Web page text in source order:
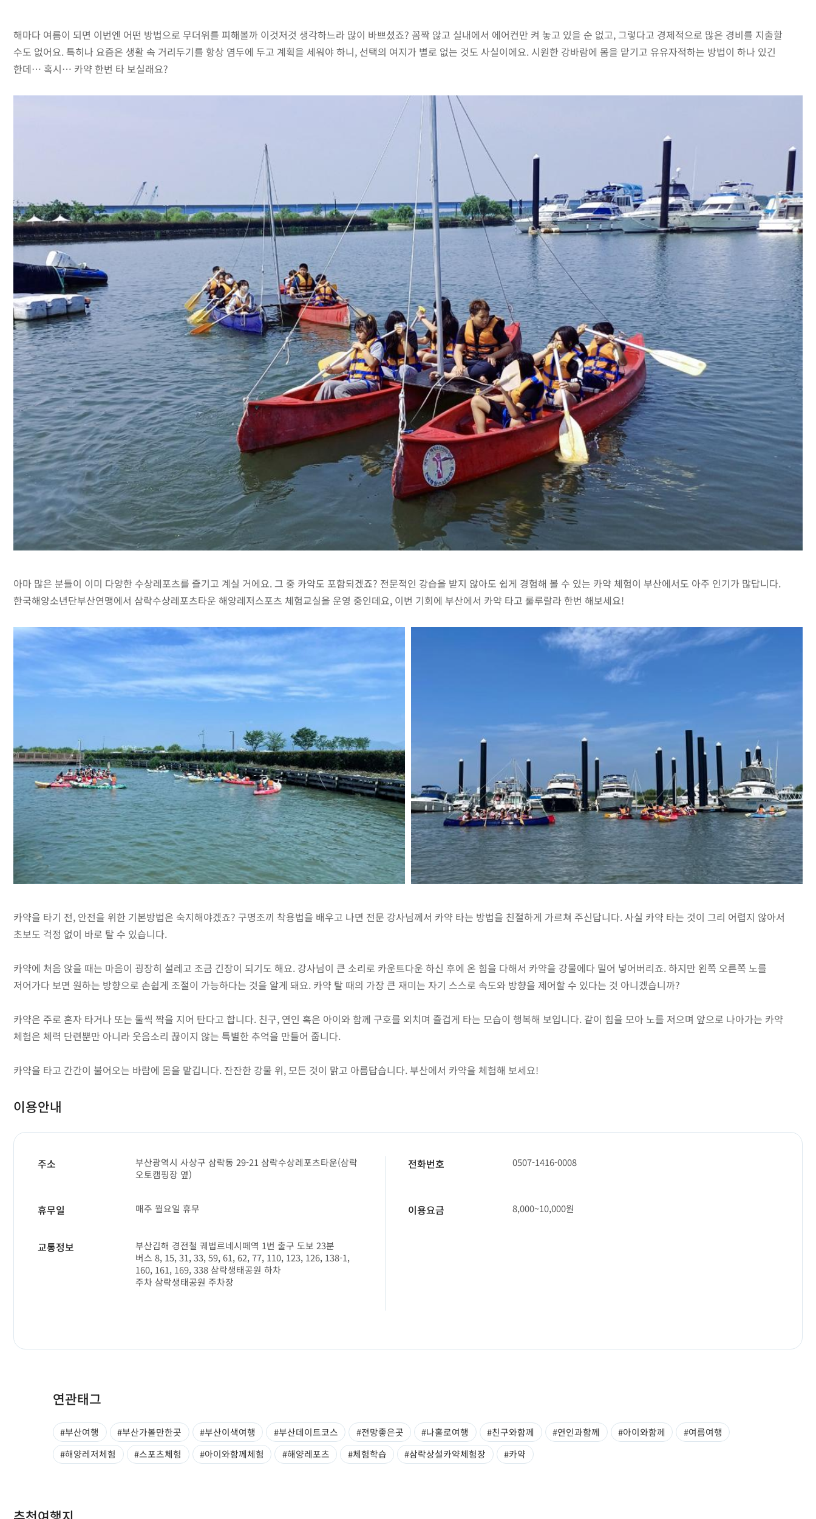
해마다 여름이 되면 이번엔 어떤 방법으로 무더위를 피해볼까 이것저것 생각하느라 많이 바쁘셨죠? 꼼짝 않고 실내에서 에어컨만 켜 놓고 있을 순 없고, 그렇다고 경제적으로 많은 경비를 지출할
수도 없어요. 특히나 요즘은 생활 속 거리두기를 항상 염두에 두고 계획을 세워야 하니, 선택의 여지가 별로 없는 것도 사실이에요. 시원한 강바람에 몸을 맡기고 유유자적하는 방법이 하나 있긴
한데… 혹시… 카약 한번 타 보실래요?
아마 많은 분들이 이미 다양한 수상레포츠를 즐기고 계실 거에요. 그 중 카약도 포함되겠죠? 전문적인 강습을 받지 않아도 쉽게 경험해 볼 수 있는 카약 체험이 부산에서도 아주 인기가 많답니다.
한국해양소년단부산연맹에서 삼락수상레포츠타운 해양레저스포츠 체험교실을 운영 중인데요, 이번 기회에 부산에서 카약 타고 룰루랄라 한번 해보세요!
카약을 타기 전, 안전을 위한 기본방법은 숙지해야겠죠? 구명조끼 착용법을 배우고 나면 전문 강사님께서 카약 타는 방법을 친절하게 가르쳐 주신답니다. 사실 카약 타는 것이 그리 어렵지 않아서
초보도 걱정 없이 바로 탈 수 있습니다.
카약에 처음 앉을 때는 마음이 굉장히 설레고 조금 긴장이 되기도 해요. 강사님이 큰 소리로 카운트다운 하신 후에 온 힘을 다해서 카약을 강물에다 밀어 넣어버리죠. 하지만 왼쪽 오른쪽 노를
저어가다 보면 원하는 방향으로 손쉽게 조절이 가능하다는 것을 알게 돼요. 카약 탈 때의 가장 큰 재미는 자기 스스로 속도와 방향을 제어할 수 있다는 것 아니겠습니까?
카약은 주로 혼자 타거나 또는 둘씩 짝을 지어 탄다고 합니다. 친구, 연인 혹은 아이와 함께 구호를 외치며 즐겁게 타는 모습이 행복해 보입니다. 같이 힘을 모아 노를 저으며 앞으로 나아가는 카약
체험은 체력 단련뿐만 아니라 웃음소리 끊이지 않는 특별한 추억을 만들어 줍니다.
카약을 타고 간간이 불어오는 바람에 몸을 맡깁니다. 잔잔한 강물 위, 모든 것이 맑고 아름답습니다. 부산에서 카약을 체험해 보세요!
이용안내
주소
부산광역시 사상구 삼락동 29-21 삼락수상레포츠타운(삼락
오토캠핑장 옆)
전화번호 0507-1416-0008
휴무일 매주 월요일 휴무 이용요금 8,000~10,000원
교통정보
부산김해 경전철 궤법르네시떼역 1번 출구 도보 23분
버스 8, 15, 31, 33, 59, 61, 62, 77, 110, 123, 126, 138-1,
160, 161, 169, 338 삼락생태공원 하차
주차 삼락생태공원 주차장
연관태그
#부산여행 #부산가볼만한곳 #부산이색여행 #부산데이트코스 #전망좋은곳 #나홀로여행 #친구와함께 #연인과함께 #아이와함께
#여름여행
#해양레저체험
#스포츠체험 #아이와함께체험 #해양레포츠 #체험학습 #삼락상설카약체험장 #카약